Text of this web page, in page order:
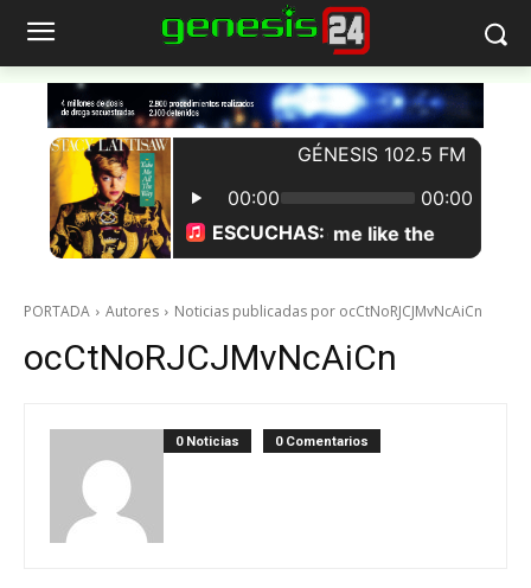
PORTADA Autores Noticias publicadas por ocCtNoRJCJMvNcAiCn
ocCtNoRJCJMvNcAiCn
0 Noticias 0 Comentarios